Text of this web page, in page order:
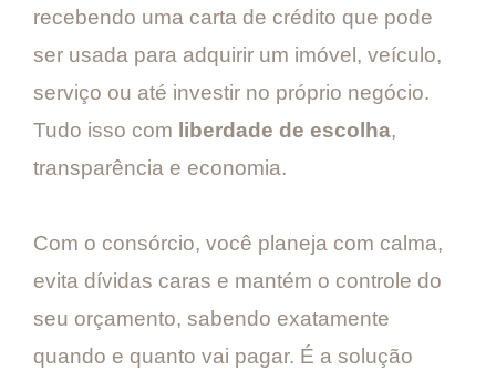
recebendo uma carta de crédito que pode
ser usada para adquirir um imóvel, veículo,
serviço ou até investir no próprio negócio.
Tudo isso com liberdade de escolha,
transparência e economia.
Com o consórcio, você planeja com calma,
evita dívidas caras e mantém o controle do
seu orçamento, sabendo exatamente
quando e quanto vai pagar. É a solução